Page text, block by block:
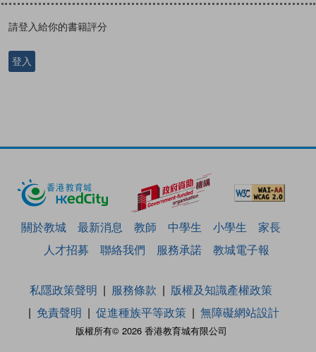
請登入給你的書籍評分
登入
關於教城 最新消息 教師 中學生 小學生
家長
人才招募
聯絡我們 服務承諾 教城電子報
版權所有© 2026 香港教育城有限公司
私隱政策聲明 服務條款
版權及知識產權政策
免責聲明
促進種族平等政策 無障礙網站設計